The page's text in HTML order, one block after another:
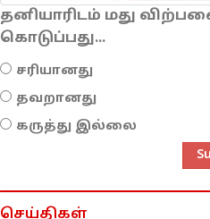
தனியாரிடம் மது
கொடுப்பது...
சரியானது
தவறானது
கருத்து இல்லை
செய்திகள்